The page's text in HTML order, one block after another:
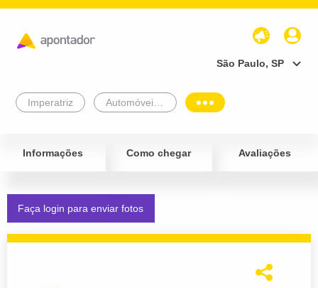
São Paulo, SP
Imperatriz
Informações Como chegar Avaliações
Faça login para enviar fotos